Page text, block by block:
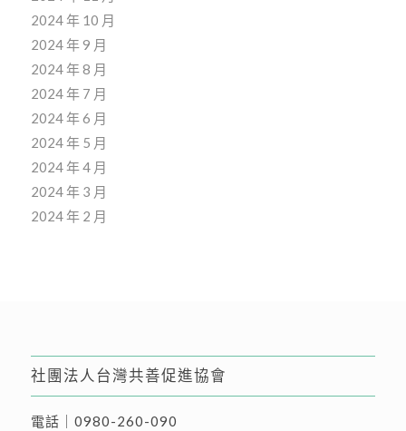
2024 年 10 月
2024 年 9 月
2024 年 8 月
2024 年 7 月
2024 年 6 月
2024 年 5 月
2024 年 4 月
2024 年 3 月
2024 年 2 月
社團法人台灣共善促進協會
電話｜ 0980-260-090